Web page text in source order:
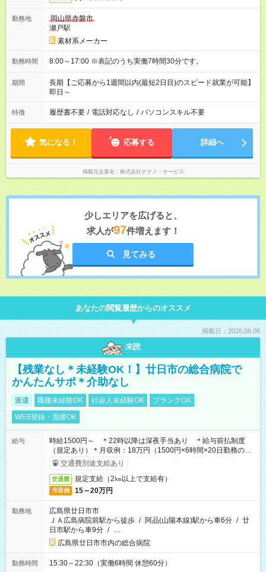
勤務地
岡山県赤磐市
瀬戸駅
素材系メーカー
勤務時間 8:00～17:00 ※表記のうち実働7時間30分です。
期間
長期【ご応募から1週間以内(最短2日目)のスピード就業が可能】
即日～
特徴 履歴書不要 / 電話対応なし / パソコンスキル不要
気になる！ 応募する 詳細へ
掲載元企業名 株式会社テクノ・サービス
少しエリアを広げると、
求人が97件増えます！
見てみる
あなたの閲覧履歴からのオススメ
掲載日：2026.08.06
未読
【残業なし＊未経験OK！】廿日市の総合病院で
かんたんサポ＊介助なし
派遣 職種未経験OK 社会人未経験OK
ブランクOK
WEB登録・面接OK
給与
時給1500円～ ＊22時以降は深夜手当あり ＊給与前払制度
（規定あり）＊月収例：18万円（1500円×6時間×20日勤務の場
合）交通費別途支給あり
交通費 規定支給（2㎞以上で支給有）
月収例 15～20万円
勤務地
広島県廿日市市
ＪＡ広島病院前駅から徒歩 / 阿品(山陽本線)駅から車6分 / 廿
日市駅から車9分 / …
広島県廿日市市内の総合病院
勤務時間 15:30～22:30（実働6時間 休憩60分）